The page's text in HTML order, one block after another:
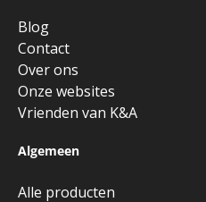
Blog
Contact
Over ons
Onze websites
Vrienden van K&A
Algemeen
Alle producten